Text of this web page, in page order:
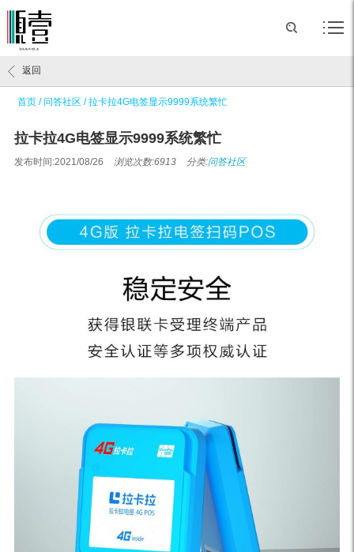
首页 /问答社区 /拉卡拉4G电签显示9999系统繁忙
返回
拉卡拉4G电签显示9999系统繁忙
发布时间:2021/08/26 浏览次数:6913 分类:问答社区